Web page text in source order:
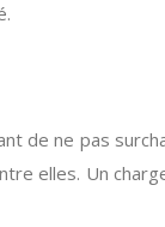
de ne pas
elles. Un